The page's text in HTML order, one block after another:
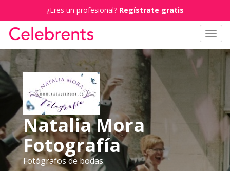
¿Eres un profesional? Regístrate gratis
Natalia Mora
Fotografía
Fotógrafos de bodas